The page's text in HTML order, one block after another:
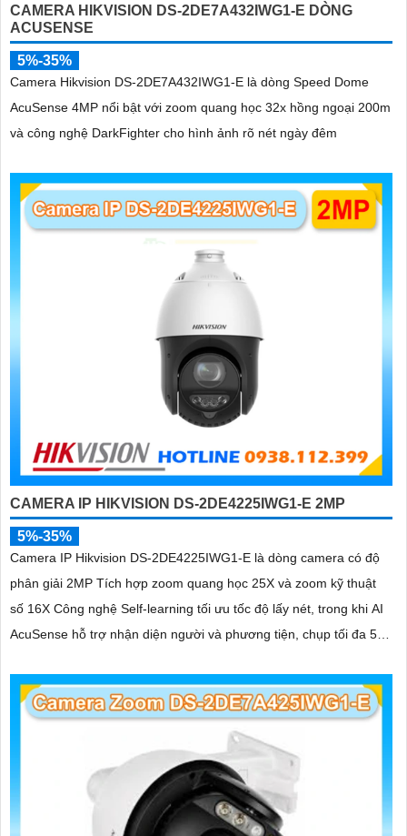
CAMERA HIKVISION DS-2DE7A432IWG1-E DÒNG
ACUSENSE
5%-35%
Camera Hikvision DS-2DE7A432IWG1-E là dòng Speed Dome
AcuSense 4MP nổi bật với zoom quang học 32x hồng ngoại 200m
và công nghệ DarkFighter cho hình ảnh rõ nét ngày đêm
CAMERA IP HIKVISION DS-2DE4225IWG1-E 2MP
5%-35%
Camera IP Hikvision DS-2DE4225IWG1-E là dòng camera có độ
phân giải 2MP Tích hợp zoom quang học 25X và zoom kỹ thuật
số 16X Công nghệ Self-learning tối ưu tốc độ lấy nét, trong khi AI
AcuSense hỗ trợ nhận diện người và phương tiện, chụp tối đa 5